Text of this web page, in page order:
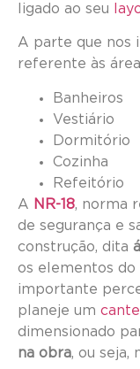
ligado ao seu
A parte que nos
referente às
Banheiros
Vestiário
Dormitório
Cozinha
Refeitório
A NR-18, norma
de segurança e
construção, dita
os elementos do
importante
planeje um
dimensionado
na obra, ou seja,